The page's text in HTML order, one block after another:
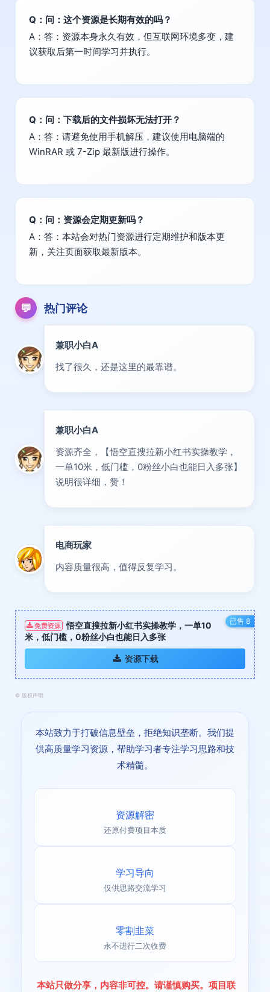
Q：问：这个资源是长期有效的吗？
A：答：资源本身永久有效，但互联网环境多变，建
议获取后第一时间学习并执行。
Q：问：下载后的文件损坏无法打开？
A：答：请避免使用手机解压，建议使用电脑端的
WinRAR 或 7-Zip 最新版进行操作。
Q：问：资源会定期更新吗？
A：答：本站会对热门资源进行定期维护和版本更
新，关注页面获取最新版本。
💬 热门评论
兼职小白A
找了很久，还是这里的最靠谱。
兼职小白A
资源齐全，【悟空直搜拉新小红书实操教学，
一单10米，低门槛，0粉丝小白也能日入多张】
说明很详细，赞！
电商玩家
内容质量很高，值得反复学习。
已售 8
免费资源
悟空直搜拉新小红书实操教学，一单10
米，低门槛，0粉丝小白也能日入多张
资源下载
© 版权声明
本站致力于打破信息壁垒，拒绝知识垄断。我们提
供高质量学习资源，帮助学习者专注学习思路和技
术精髓。
资源解密
还原付费项目本质
学习导向
仅供思路交流学习
零割韭菜
永不进行二次收费
本站只做分享，内容非可控。请谨慎购买。项目联